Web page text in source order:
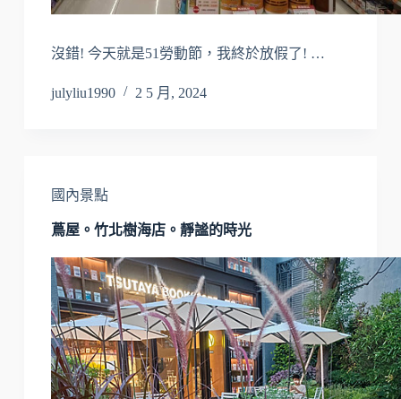
沒錯! 今天就是51勞動節，我終於放假了! …
julyliu1990 2 5 月, 2024
國內景點
蔦屋。竹北樹海店。靜謐的時光